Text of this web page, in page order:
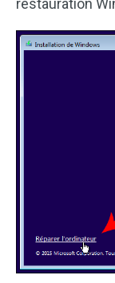
restauration